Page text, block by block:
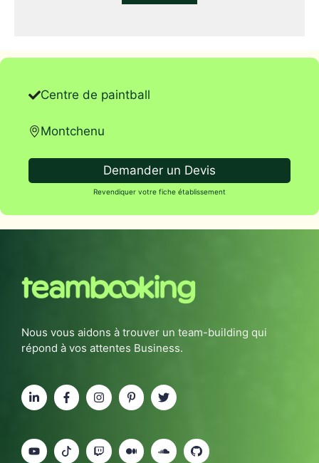
Centre de paintball
Montchenu
Demander un Devis
Revendiquer votre fiche établissement
Nous vous aidons à trouver un team-building qui
répond à vos attentes Business.